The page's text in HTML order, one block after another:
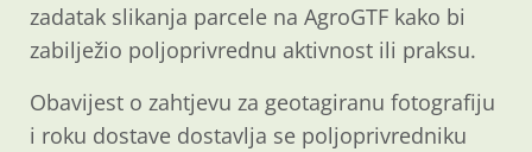
zadatak slikanja parcele na AgroGTF kako bi
zabilježio poljoprivrednu aktivnost ili praksu.
Obavijest o zahtjevu za geotagiranu fotografiju
i roku dostave dostavlja se poljoprivredniku